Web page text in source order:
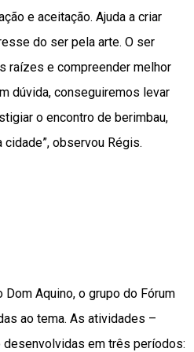
e aceitação. Ajuda a criar
do ser pela arte. O ser
raízes e compreender melhor
dúvida, conseguiremos levar
o encontro de berimbau,
observou Régis.
Aquino, o grupo do Fórum
ao tema. As atividades –
em três períodos: